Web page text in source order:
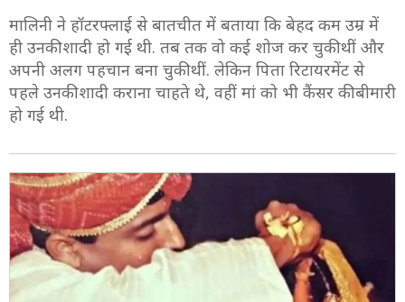
मालिनी ने हॉटरफ्लाई से बातचीत में बताया कि बेहद कम उम्र में
ही उनकी शादी हो गई थी. तब तक वो कई शोज कर चुकी थीं और
अपनी अलग पहचान बना चुकी थीं. लेकिन पिता रिटायरमेंट से
पहले उनकी शादी कराना चाहते थे, वहीं मां को भी कैंसर की बीमारी
हो गई थी.